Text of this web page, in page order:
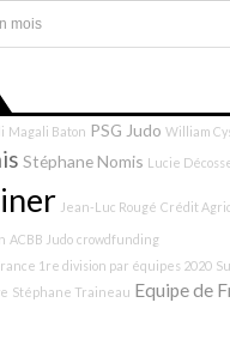
Magali Baton PSG Judo William
Stéphane Nomis Lucie
Jean-Luc Rougé Crédit
ACBB Judo crowdfunding
1re division par équipes 2020
Stéphane Traineau Equipe de